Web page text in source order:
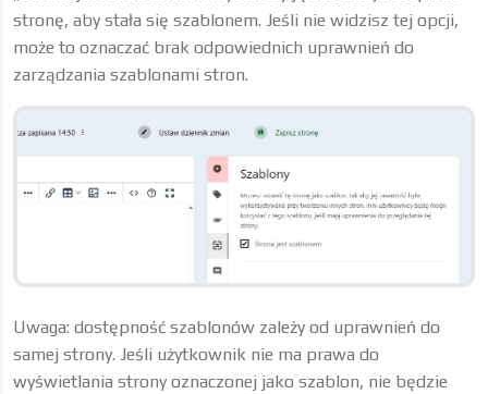
stronę, aby stała się szablonem. Jeśli nie widzisz tej opcji,
może to oznaczać brak odpowiednich uprawnień do
zarządzania szablonami stron.
Uwaga: dostępność szablonów zależy od uprawnień do
samej strony. Jeśli użytkownik nie ma prawa do
wyświetlania strony oznaczonej jako szablon, nie będzie